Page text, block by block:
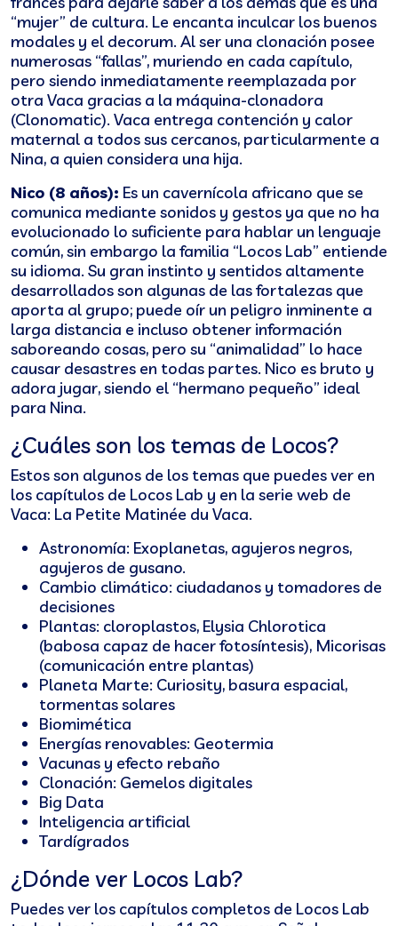
“mujer” de cultura. Le encanta inculcar los buenos
modales y el decorum. Al ser una clonación posee
numerosas “fallas”, muriendo en cada capítulo,
pero siendo inmediatamente reemplazada por
otra Vaca gracias a la máquina-clonadora
(Clonomatic). Vaca entrega contención y calor
maternal a todos sus cercanos, particularmente a
Nina, a quien considera una hija.
Nico (8 años): Es un cavernícola africano que se
comunica mediante sonidos y gestos ya que no ha
evolucionado lo suficiente para hablar un lenguaje
común, sin embargo la familia “Locos Lab” entiende
su idioma. Su gran instinto y sentidos altamente
desarrollados son algunas de las fortalezas que
aporta al grupo; puede oír un peligro inminente a
larga distancia e incluso obtener información
saboreando cosas, pero su “animalidad” lo hace
causar desastres en todas partes. Nico es bruto y
adora jugar, siendo el “hermano pequeño” ideal
para Nina.
¿Cuáles son los temas de Locos?
Estos son algunos de los temas que puedes ver en
los capítulos de Locos Lab y en la serie web de
Vaca: La Petite Matinée du Vaca.
Astronomía: Exoplanetas, agujeros negros,
agujeros de gusano.
Cambio climático: ciudadanos y tomadores de
decisiones
Plantas: cloroplastos, Elysia Chlorotica
(babosa capaz de hacer fotosíntesis), Micorisas
(comunicación entre plantas)
Planeta Marte: Curiosity, basura espacial,
tormentas solares
Biomimética
Energías renovables: Geotermia
Vacunas y efecto rebaño
Clonación: Gemelos digitales
Big Data
Inteligencia artificial
Tardígrados
¿Dónde ver Locos Lab?
Puedes ver los capítulos completos de Locos Lab